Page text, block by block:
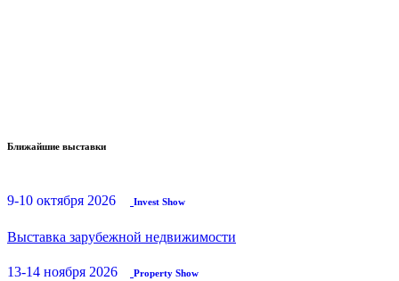
Ближайшие выставки
9-10 октября 2026 Invest Show
Выставка зарубежной недвижимости
13-14 ноября 2026 Property Show